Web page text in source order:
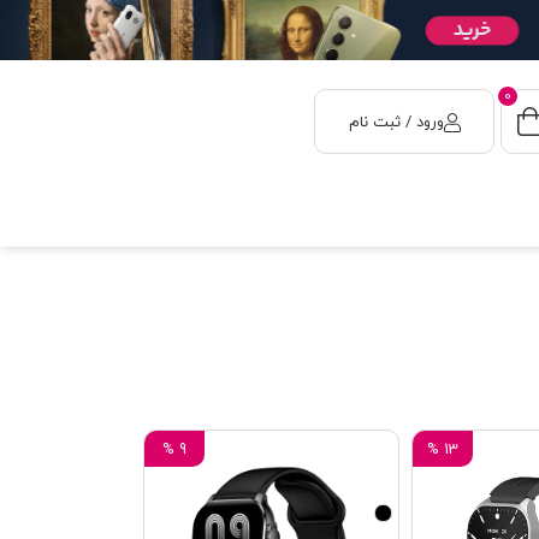
0
ورود / ثبت نام
13
%
9
%